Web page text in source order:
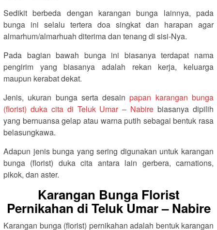
Sedikit berbeda dengan karangan bunga lainnya, pada
bunga ini selalu tertera doa singkat dan harapan agar
almarhum/almarhuah diterima dan tenang di sisi-Nya.
Pada bagian bawah bunga ini biasanya terdapat nama
pengirim yang biasanya adalah rekan kerja, keluarga
maupun kerabat dekat.
Jenis, ukuran bunga serta desainpapan karangan bunga
(florist) duka cita di Teluk Umar – Nabire biasanya dipilih
yang bernuansa gelap atau warna putih sebagai bentuk rasa
belasungkawa.
Adapun jenis bunga yang sering digunakan untuk karangan
bunga (florist) duka cita antara lain gerbera, carnations,
pikok, dan aster.
Karangan Bunga Florist
Pernikahan di Teluk Umar – Nabire
Karangan bunga (florist) pernikahan adalah bentuk karangan